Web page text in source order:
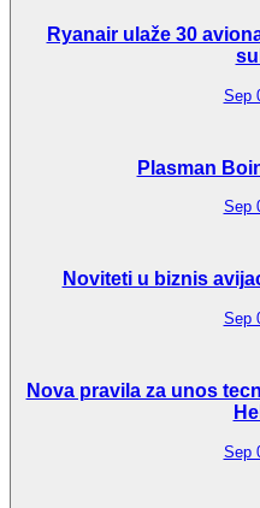
Ryanair ulaže 30
Sep
Plasman
Sep
Noviteti u biznis
Sep
Nova pravila za unos
Sep